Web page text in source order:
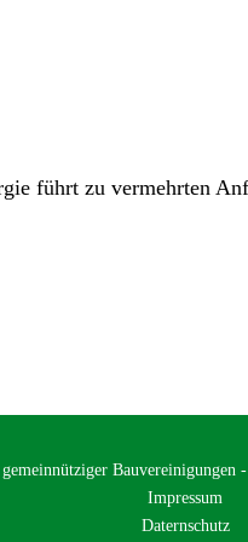
führt zu vermehrten
Bauvereinigungen
Impressum
Daternschutz